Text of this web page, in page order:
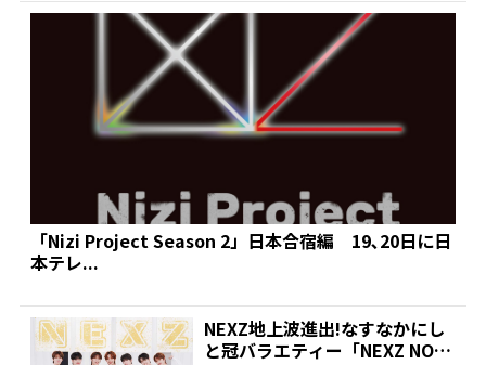
「Nizi Project Season 2」日本合宿編 19､20日に日
本テレ...
NEXZ地上波進出!なすなかにし
と冠バラエティー「NEXZ NO